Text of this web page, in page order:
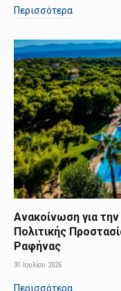
Περισσότερα
Ανακοίνωση για
Πολιτικής
Ραφήνας
31 Ιουλίου 2026
Περισσότερα